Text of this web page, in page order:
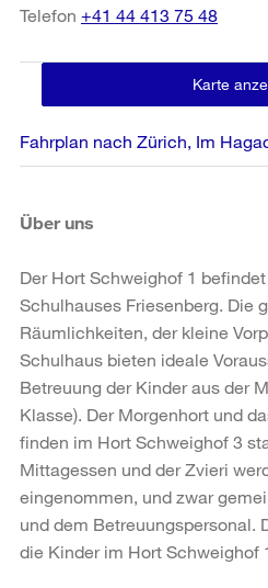
Telefon +41 44 413 75 48
Karte
Fahrplan nach Zürich, Im
Über uns
Der Hort Schweighof 1
Schulhauses Friesenberg. Die
Räumlichkeiten, der kleine
Schulhaus bieten ideale
Betreuung der Kinder aus der
Klasse). Der Morgenhort und
finden im Hort Schweighof 3
Mittagessen und der Zvieri
eingenommen, und zwar
und dem Betreuungspersonal.
die Kinder im Hort Schweighof